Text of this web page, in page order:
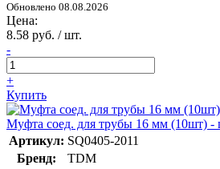
Обновлено 08.08.2026
Цена:
8.58 руб. / шт.
-
+
Купить
Муфта соед. для трубы 16 мм (10шт) -
Артикул: SQ0405-2011
Бренд:
TDM